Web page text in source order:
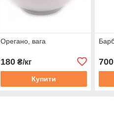
Орегано, вага
180₴/кг
Купити
700